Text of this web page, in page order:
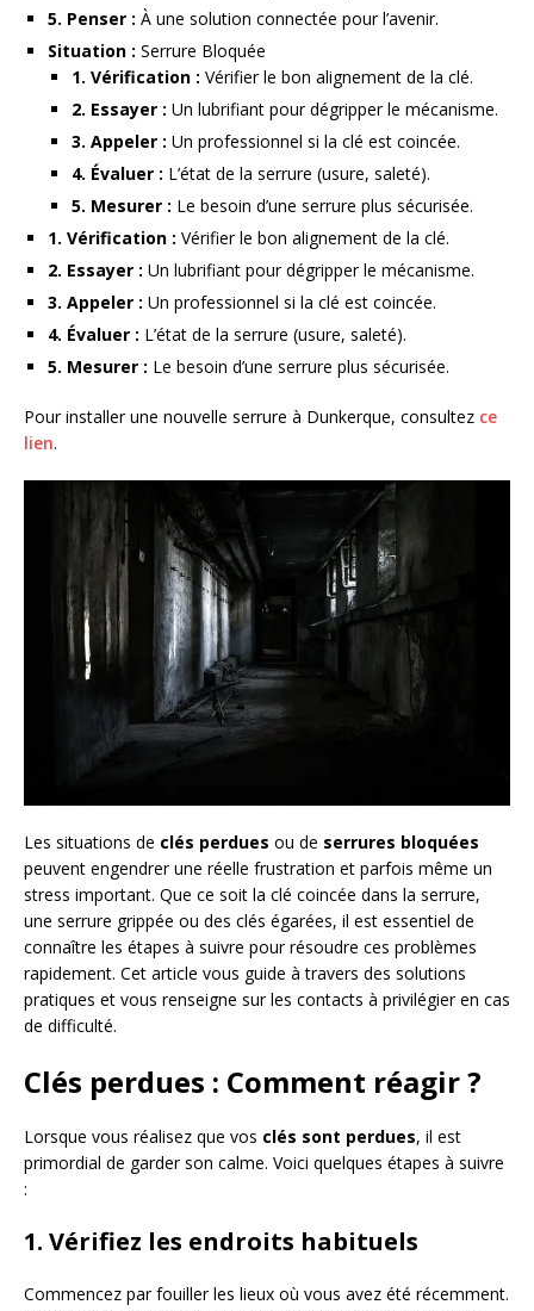
5. Penser : À une solution connectée pour l’avenir.
Situation : Serrure Bloquée
1. Vérification : Vérifier le bon alignement de la clé.
2. Essayer : Un lubrifiant pour dégripper le mécanisme.
3. Appeler : Un professionnel si la clé est coincée.
4. Évaluer : L’état de la serrure (usure, saleté).
5. Mesurer : Le besoin d’une serrure plus sécurisée.
1. Vérification : Vérifier le bon alignement de la clé.
2. Essayer : Un lubrifiant pour dégripper le mécanisme.
3. Appeler : Un professionnel si la clé est coincée.
4. Évaluer : L’état de la serrure (usure, saleté).
5. Mesurer : Le besoin d’une serrure plus sécurisée.
Pour installer une nouvelle serrure à Dunkerque, consultez ce
lien.
Les situations de clés perdues ou de serrures bloquées
peuvent engendrer une réelle frustration et parfois même un
stress important. Que ce soit la clé coincée dans la serrure,
une serrure grippée ou des clés égarées, il est essentiel de
connaître les étapes à suivre pour résoudre ces problèmes
rapidement. Cet article vous guide à travers des solutions
pratiques et vous renseigne sur les contacts à privilégier en cas
de difficulté.
Clés perdues : Comment réagir ?
Lorsque vous réalisez que vos clés sont perdues, il est
primordial de garder son calme. Voici quelques étapes à suivre
:
1. Vérifiez les endroits habituels
Commencez par fouiller les lieux où vous avez été récemment.